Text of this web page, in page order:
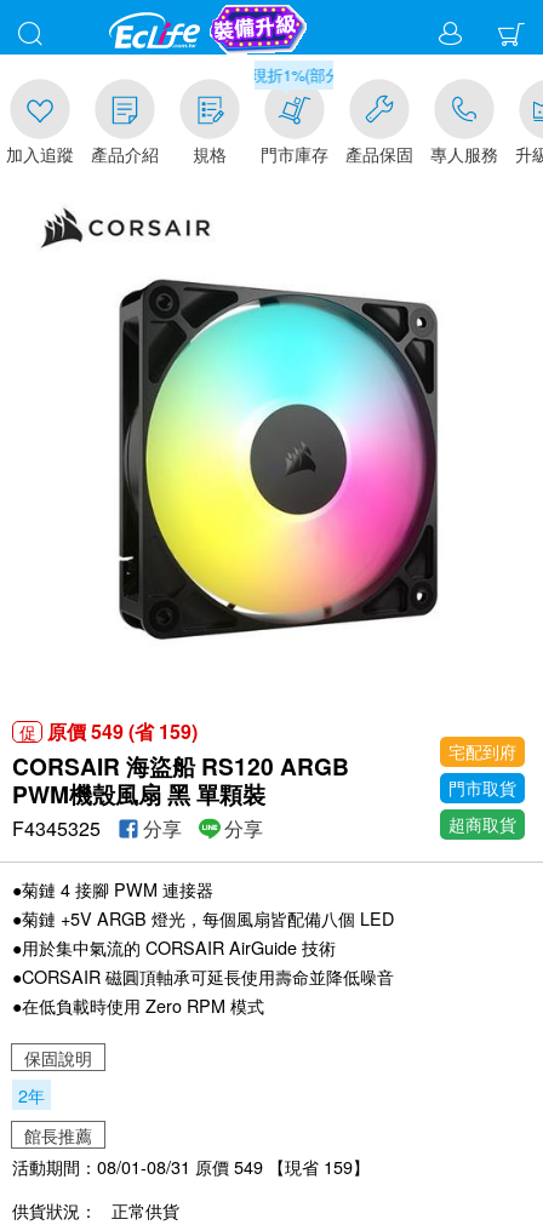
蹤 產品介紹 規格
滿千元門市取貨現折1%(部分商品不適用)-請點我看
門市庫存 產品保固 專人服務 升級金賺
促 原價 549 (省 159)
CORSAIR 海盜船 RS120 ARGB
PWM機殼風扇 黑 單顆裝
宅配到府
門市取貨
超商取貨
F4345325 分享 分享
●菊鏈 4 接腳 PWM 連接器
●菊鏈 +5V ARGB 燈光，每個風扇皆配備八個 LED
●用於集中氣流的 CORSAIR AirGuide 技術
●CORSAIR 磁圓頂軸承可延長使用壽命並降低噪音
●在低負載時使用 Zero RPM 模式
保固說明
2年
館長推薦
活動期間：08/01-08/31 原價 549 【現省 159】
供貨狀況：
正常供貨